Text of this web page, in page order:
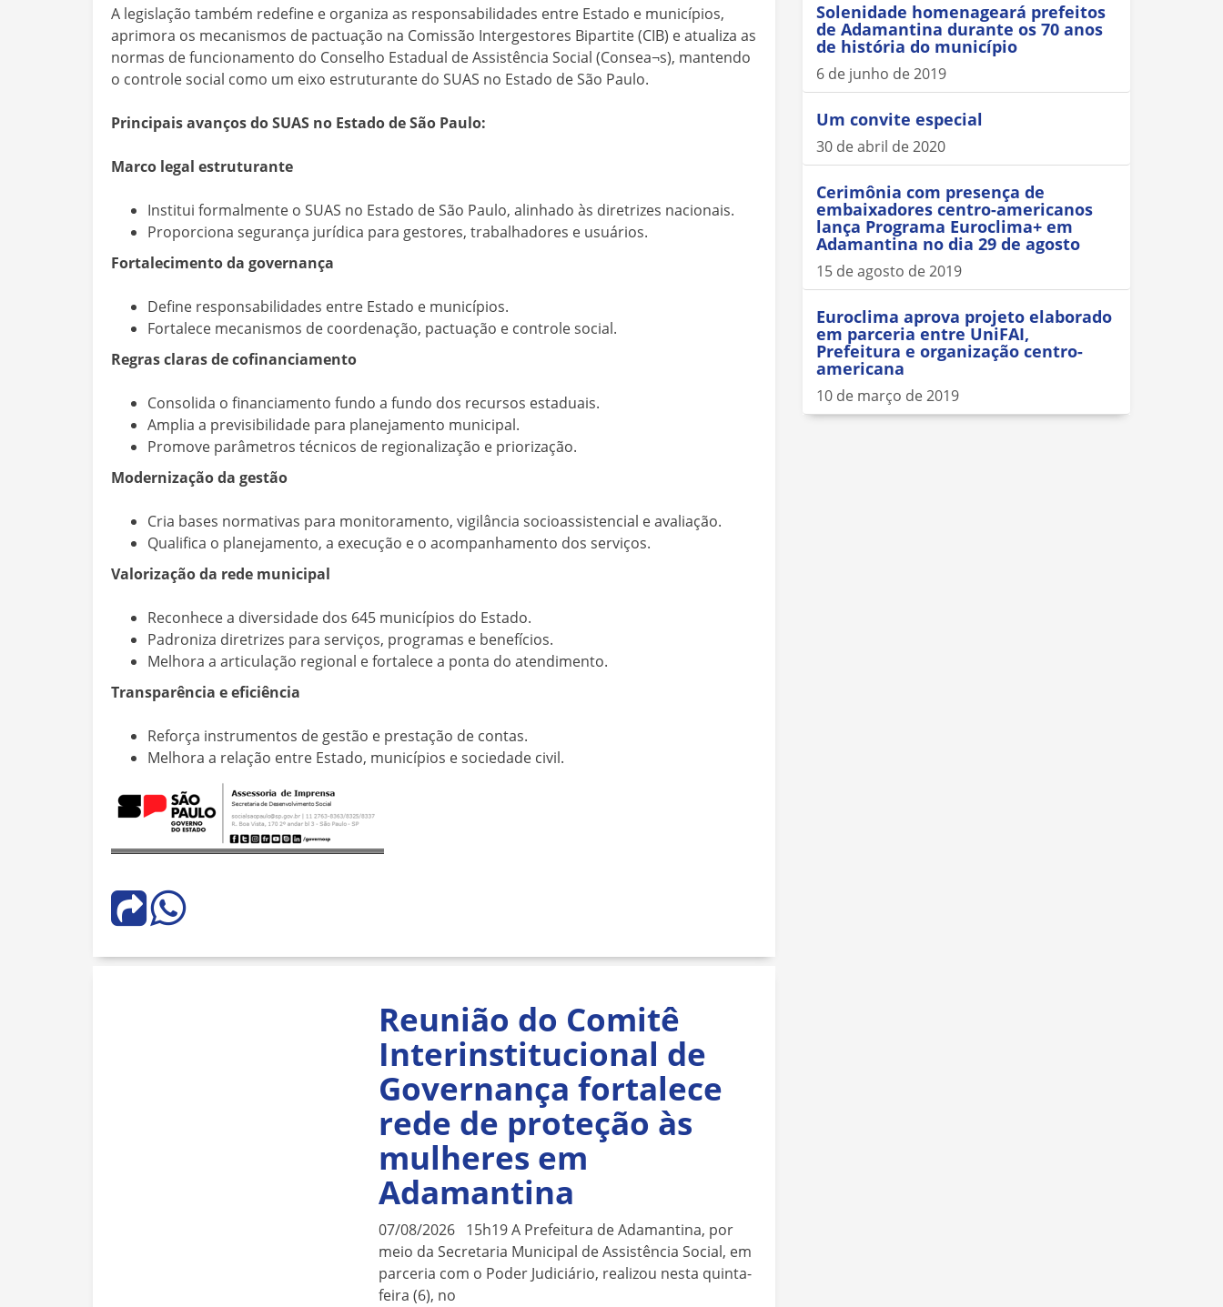
A legislação também redefine e organiza as responsabilidades entre Estado e municípios,
aprimora os mecanismos de pactuação na Comissão Intergestores Bipartite (CIB) e atualiza as
normas de funcionamento do Conselho Estadual de Assistência Social (Consea¬s), mantendo
o controle social como um eixo estruturante do SUAS no Estado de São Paulo.
Principais avanços do SUAS no Estado de São Paulo:
Marco legal estruturante
Institui formalmente o SUAS no Estado de São Paulo, alinhado às diretrizes nacionais.
Proporciona segurança jurídica para gestores, trabalhadores e usuários.
Fortalecimento da governança
Define responsabilidades entre Estado e municípios.
Fortalece mecanismos de coordenação, pactuação e controle social.
Regras claras de cofinanciamento
Consolida o financiamento fundo a fundo dos recursos estaduais.
Amplia a previsibilidade para planejamento municipal.
Promove parâmetros técnicos de regionalização e priorização.
Modernização da gestão
Cria bases normativas para monitoramento, vigilância socioassistencial e avaliação.
Qualifica o planejamento, a execução e o acompanhamento dos serviços.
Valorização da rede municipal
Reconhece a diversidade dos 645 municípios do Estado.
Padroniza diretrizes para serviços, programas e benefícios.
Melhora a articulação regional e fortalece a ponta do atendimento.
Transparência e eficiência
Reforça instrumentos de gestão e prestação de contas.
Melhora a relação entre Estado, municípios e sociedade civil.
Reunião do Comitê
Interinstitucional de
Governança fortalece
rede de proteção às
mulheres em
Adamantina
07/08/2026 15h19 A Prefeitura de Adamantina, por
meio da Secretaria Municipal de Assistência Social, em
parceria com o Poder Judiciário, realizou nesta quinta-
feira (6), no
Solenidade homenageará prefeitos
de Adamantina durante os 70 anos
de história do município
6 de junho de 2019
Um convite especial
30 de abril de 2020
Cerimônia com presença de
embaixadores centro-americanos
lança Programa Euroclima+ em
Adamantina no dia 29 de agosto
15 de agosto de 2019
Euroclima aprova projeto elaborado
em parceria entre UniFAI,
Prefeitura e organização centro-
americana
10 de março de 2019